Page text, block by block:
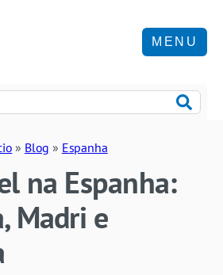
MENU
» Blog » Espanha
na Espanha:
Madri e